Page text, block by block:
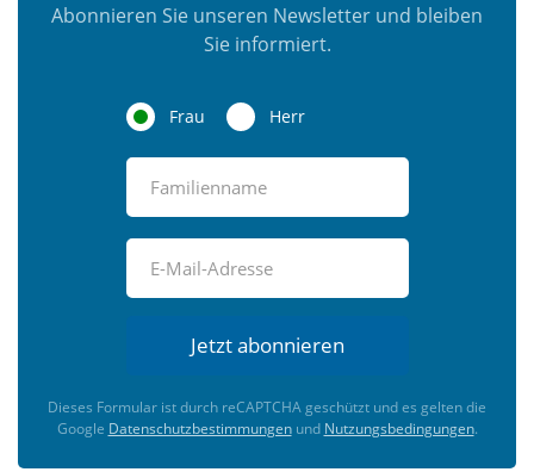
Abonnieren Sie unseren Newsletter und bleiben
Sie informiert.
Frau Herr
Jetzt abonnieren
Dieses Formular ist durch reCAPTCHA geschützt und es gelten die
Google Datenschutzbestimmungenund Nutzungsbedingungen.